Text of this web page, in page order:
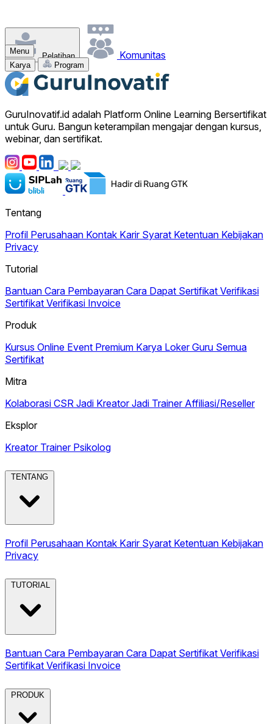
Pelatihan Komunitas
Menu
Karya
Program
GuruInovatif.id adalah Platform Online Learning Bersertifikat
untuk Guru. Bangun keterampilan mengajar dengan kursus,
webinar, dan sertifikat.
Tentang
Profil Perusahaan Kontak Karir Syarat Ketentuan Kebijakan
Privacy
Tutorial
Bantuan Cara Pembayaran Cara Dapat Sertifikat Verifikasi
Sertifikat Verifikasi Invoice
Produk
Kursus Online Event Premium Karya Loker Guru Semua
Sertifikat
Mitra
Kolaborasi CSR Jadi KreatorJadi Trainer Affiliasi/Reseller
Eksplor
Kreator Trainer Psikolog
TENTANG
Profil Perusahaan Kontak Karir Syarat Ketentuan Kebijakan
Privacy
TUTORIAL
Bantuan Cara Pembayaran Cara Dapat Sertifikat Verifikasi
Sertifikat Verifikasi Invoice
PRODUK